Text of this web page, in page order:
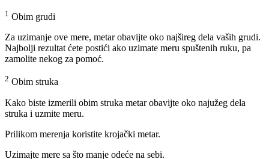
1 Obim grudi
Za uzimanje ove mere, metar obavijte oko najšireg dela vaših grudi.
Najbolji rezultat ćete postići ako uzimate meru spuštenih ruku, pa
zamolite nekog za pomoć.
2 Obim struka
Kako biste izmerili obim struka metar obavijte oko najužeg dela
struka i uzmite meru.
Prilikom merenja koristite krojački metar.
Uzimajte mere sa što manje odeće na sebi.